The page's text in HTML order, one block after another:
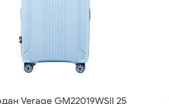
Verage GM22019WSII 25